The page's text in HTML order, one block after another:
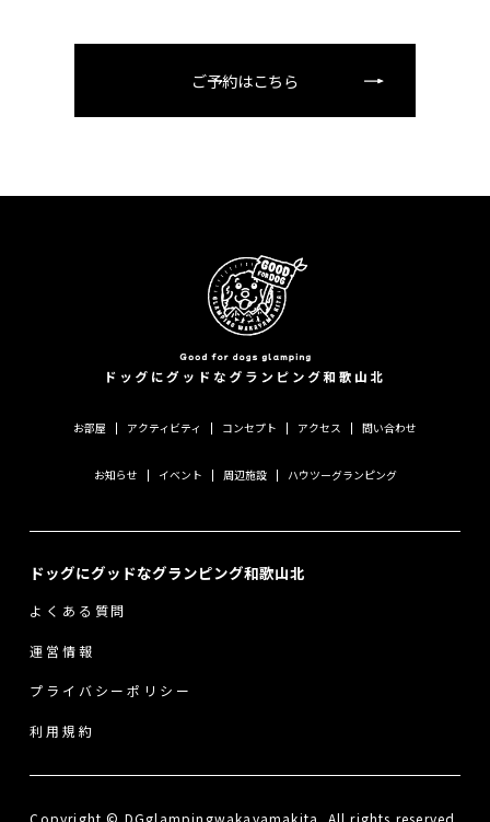
ご予約はこちら
お部屋 アクティビティ コンセプト アクセス 問い合わせ
お知らせ イベント 周辺施設 ハウツーグランピング
ドッグにグッドなグランピング和歌山北
よくある質問
運営情報
プライバシーポリシー
利用規約